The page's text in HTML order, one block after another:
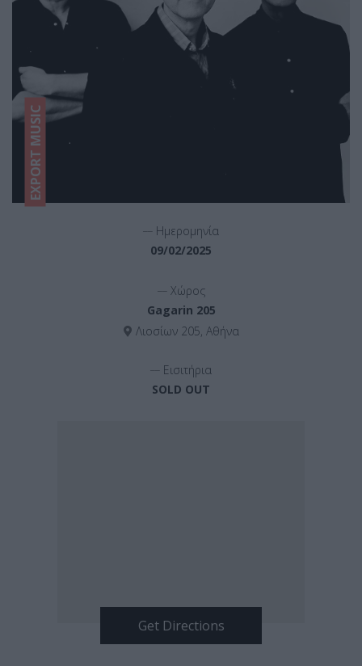
EXPORT MUSIC
Ημερομηνία
09/02/2025
Χώρος
Gagarin 205
Λιοσίων 205, Αθήνα
Εισιτήρια
SOLD OUT